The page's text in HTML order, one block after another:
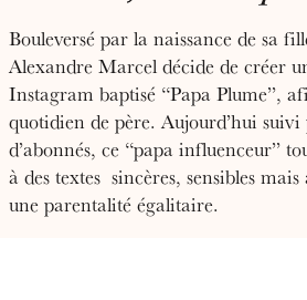
Bouleversé par la naissance de sa
Alexandre Marcel décide de créer
Instagram baptisé “Papa Plume”,
quotidien de père. Aujourd’hui
d’abonnés, ce “papa influenceur”
à des textes sincères, sensibles mais
une parentalité égalitaire.